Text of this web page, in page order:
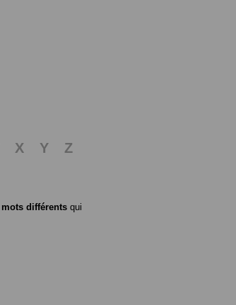
X Y
Z
mots différents qui